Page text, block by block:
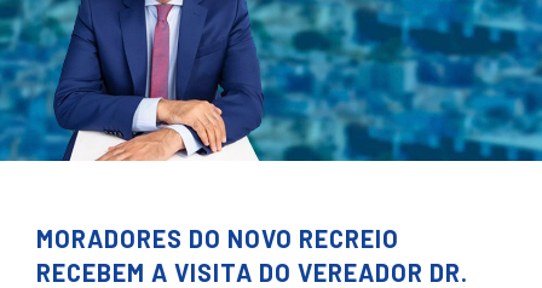
MORADORES DO NOVO RECREIO
RECEBEM A VISITA DO VEREADOR DR.